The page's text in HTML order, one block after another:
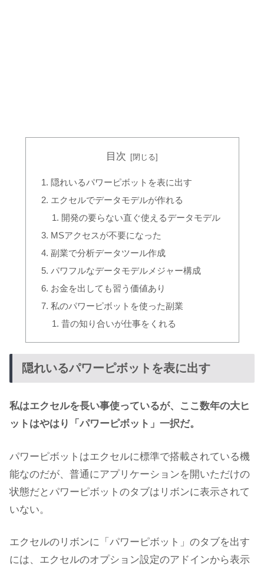
目次
隠れいるパワーピボットを表に出す
エクセルでデータモデルが作れる
開発の要らない直ぐ使えるデータモデル
MSアクセスが不要になった
副業で分析データツール作成
パワフルなデータモデルメジャー構成
お金を出しても習う価値あり
私のパワーピボットを使った副業
昔の知り合いが仕事をくれる
隠れいるパワーピボットを表に出す
私はエクセルを長い事使っているが、ここ数年の大ヒ
ットはやはり「パワーピボット」一択だ。
パワーピボットはエクセルに標準で搭載されている機
能なのだが、普通にアプリケーションを開いただけの
状態だとパワーピボットのタブはリボンに表示されて
いない。
エクセルのリボンに「パワーピボット」のタブを出す
には、エクセルのオプション設定のアドインから表示